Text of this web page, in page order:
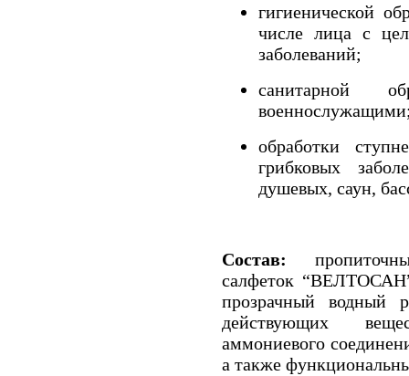
гигиенической
числе лица с
заболеваний;
санитарной
обработки
грибковых
душевых, саун,
Состав:
салфеток
прозрачный водный
действующих
аммониевого
а также